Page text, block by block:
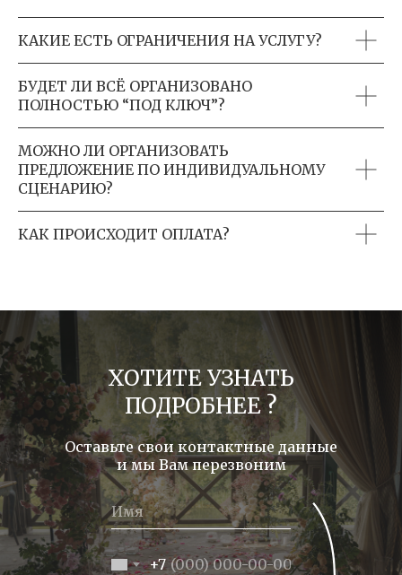
КАКИЕ ЕСТЬ ОГРАНИЧЕНИЯ НА УСЛУГУ?
БУДЕТ ЛИ ВСЁ ОРГАНИЗОВАНО
ПОЛНОСТЬЮ “ПОД КЛЮЧ”?
МОЖНО ЛИ ОРГАНИЗОВАТЬ
ПРЕДЛОЖЕНИЕ ПО ИНДИВИДУАЛЬНОМУ
СЦЕНАРИЮ?
КАК ПРОИСХОДИТ ОПЛАТА?
ХОТИТЕ УЗНАТЬ
ПОДРОБНЕЕ ?
Оставьте свои контактные данные
и мы Вам перезвоним
+7